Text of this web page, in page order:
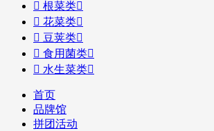
 根菜类
 花菜类
 豆荚类
 食用菌类
 水生菜类
首页
品牌馆
拼团活动